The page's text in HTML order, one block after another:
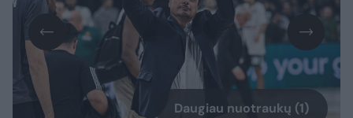
Daugiau nuotraukų (1)